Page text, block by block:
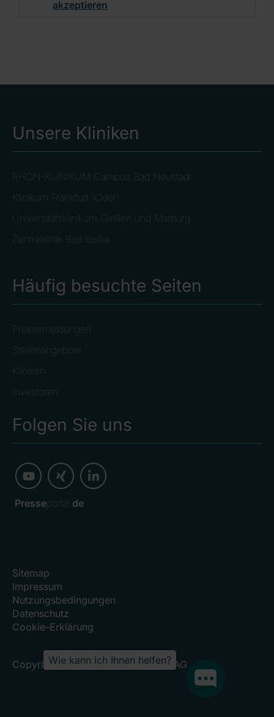
akzeptieren
Unsere Kliniken
RHÖN-KLINIKUM Campus Bad Neustadt
Klinikum Frankfurt (Oder)
Universitätsklinikum Gießen und Marburg
Zentralklinik Bad Berka
Häufig besuchte Seiten
Pressemeldungen
Stellenangebote
Kliniken
Investoren
Folgen Sie uns
Presseportal. de
Sitemap
Impressum
Nutzungsbedingungen
Datenschutz
Cookie-Erklärung
Copyright 2026, RHÖN-KLINIKUM AG
Wie kann ich Ihnen helfen?